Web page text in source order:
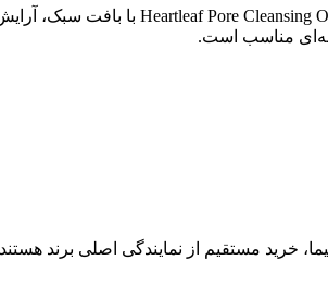
مناسب است.
خرید مستقیم از نمایندگی اصلی برند